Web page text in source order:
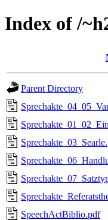
Index of /
Parent Directory
SpeechActBiblio.pdf